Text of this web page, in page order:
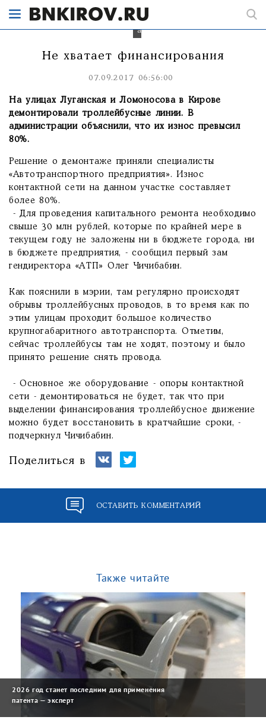
на
автобусы.
Не хватает финансирования
07.09.2017 06:56:00
На улицах Луганская и Ломоносова в Кирове
демонтировали троллейбусные линии. В
администрации объяснили, что их износ превысил
80%.
Решение о демонтаже приняли специалисты
«Автотранспортного предприятия». Износ
контактной сети на данном участке составляет
более 80%.
- Для проведения капитального ремонта необходимо
свыше 30 млн рублей, которые по крайней мере в
текущем году не заложены ни в бюджете города, ни
в бюджете предприятия, - сообщил первый зам
гендиректора «АТП» Олег Чичибабин.
Как пояснили в мэрии, там регулярно происходят
обрывы троллейбусных проводов, в то время как по
этим улицам проходит большое количество
крупногабаритного автотранспорта. Отметим,
сейчас троллейбусы там не ходят, поэтому и было
принято решение снять провода.
- Основное же оборудование - опоры контактной
сети - демонтироваться не будет, так что при
выделении финансирования троллейбусное движение
можно будет восстановить в кратчайшие сроки, -
подчеркнул Чичибабин.
Поделиться в
ОСТАВИТЬ КОММЕНТАРИЙ
Также читайте
2026 год станет последним для применения
патента — эксперт